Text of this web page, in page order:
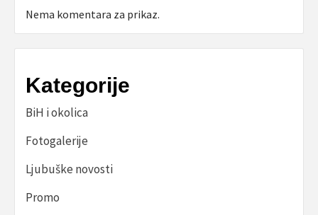
Nema komentara za prikaz.
Kategorije
BiH i okolica
Fotogalerije
Ljubuške novosti
Promo